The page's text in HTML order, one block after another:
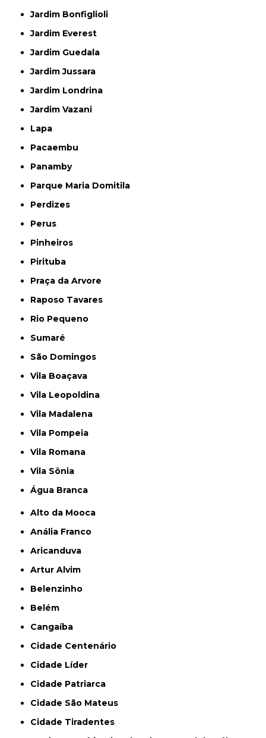
Jardim Bonfiglioli
Jardim Everest
Jardim Guedala
Jardim Jussara
Jardim Londrina
Jardim Vazani
Lapa
Pacaembu
Panamby
Parque Maria Domitila
Perdizes
Perus
Pinheiros
Pirituba
Praça da Arvore
Raposo Tavares
Rio Pequeno
Sumaré
São Domingos
Vila Boaçava
Vila Leopoldina
Vila Madalena
Vila Pompeia
Vila Romana
Vila Sônia
Água Branca
Alto da Mooca
Anália Franco
Aricanduva
Artur Alvim
Belenzinho
Belém
Cangaíba
Cidade Centenário
Cidade Líder
Cidade Patriarca
Cidade São Mateus
Cidade Tiradentes